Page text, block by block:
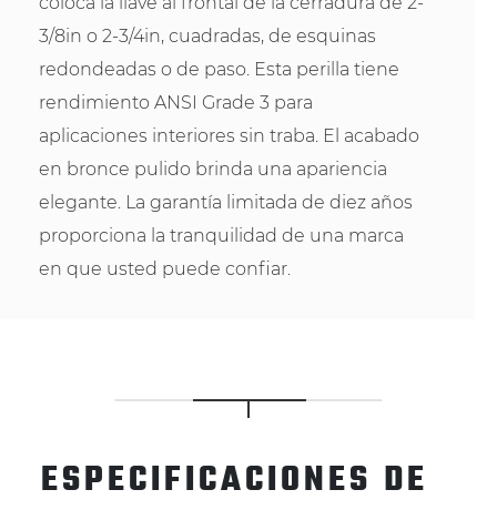
3/8in o 2-3/4in, cuadradas, de esquinas
redondeadas o de paso. Esta perilla tiene
rendimiento ANSI Grade 3 para
aplicaciones interiores sin traba. El acabado
en bronce pulido brinda una apariencia
elegante. La garantía limitada de diez años
proporciona la tranquilidad de una marca
en que usted puede confiar.
ESPECIFICACIONES DE